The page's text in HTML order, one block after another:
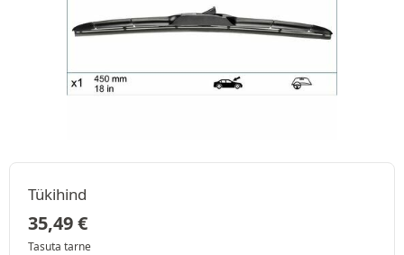
Tükihind
35,49€
Tasuta tarne